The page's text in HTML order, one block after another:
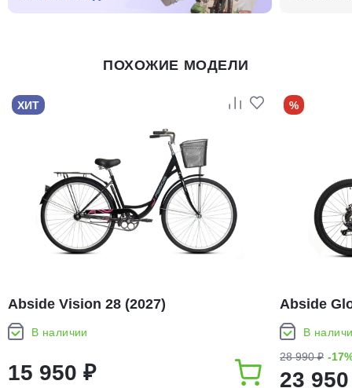
ПОХОЖИЕ МОДЕЛИ
ХИТ
Abside Vision 28 (2027)
В наличии
15 950 ₽
%
Abside
В
28 990 ₽ -
23